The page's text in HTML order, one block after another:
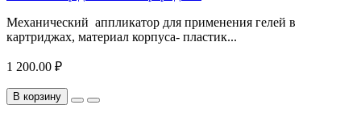
Механический аппликатор для применения гелей в
картриджах, материал корпуса- пластик...
1 200.00 ₽
В корзину